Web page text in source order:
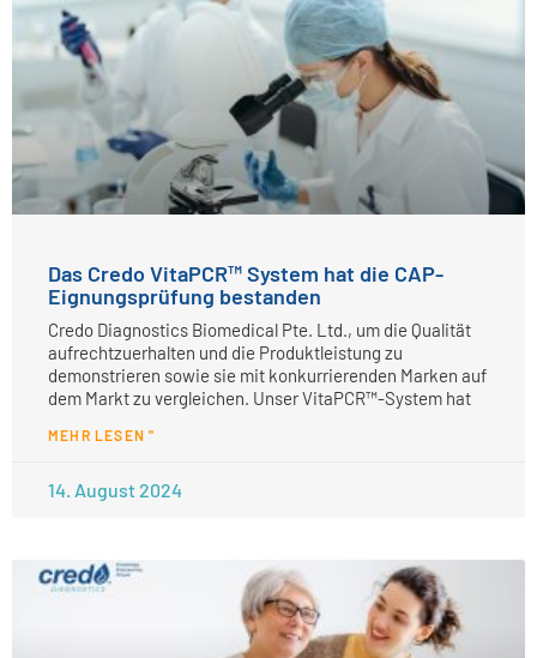
Das Credo VitaPCR™ System hat die CAP-
Eignungsprüfung bestanden
Credo Diagnostics Biomedical Pte. Ltd., um die Qualität
aufrechtzuerhalten und die Produktleistung zu
demonstrieren sowie sie mit konkurrierenden Marken auf
dem Markt zu vergleichen. Unser VitaPCR™-System hat
MEHR LESEN "
14. August 2024